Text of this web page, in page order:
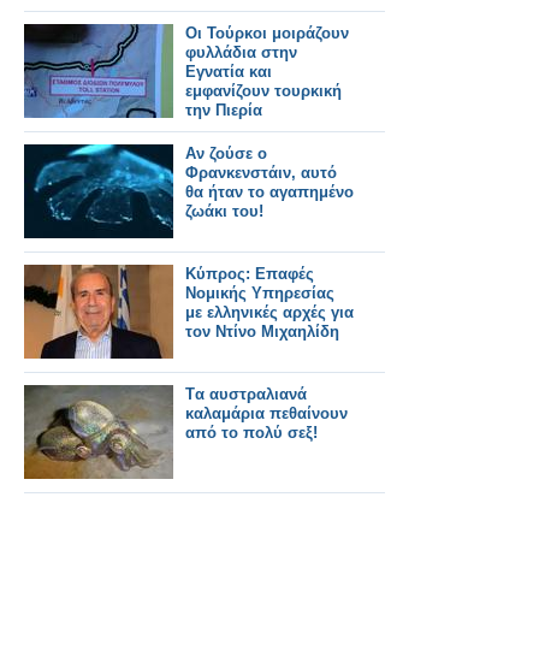
Οι Τούρκοι μοιράζουν
φυλλάδια στην
Εγνατία και
εμφανίζουν τουρκική
την Πιερία
Αν ζούσε ο
Φρανκενστάιν, αυτό
θα ήταν το αγαπημένο
ζωάκι του!
Κύπρος: Επαφές
Νομικής Υπηρεσίας
με ελληνικές αρχές για
τον Ντίνο Μιχαηλίδη
Tα αυστραλιανά
καλαμάρια πεθαίνουν
από το πολύ σεξ!